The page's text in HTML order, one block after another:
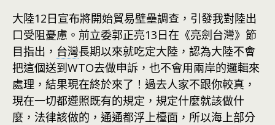
大陸12日宣布將開始貿易壁壘調查，引發我對陸出
口受阻憂慮。前立委郭正亮13日在《亮劍台灣》節
目指出， 台灣長期以來就吃定大陸，認為大陸不會
把這個送到WTO去做申訴，也不會用兩岸的邏輯來
處理，結果現在終於來了！過去人家不跟你較真，
現在一切都遵照既有的規定，規定什麼就該做什
麼，法律該做的，通通都浮上檯面，所以海上部分